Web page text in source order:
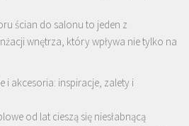
ścian do salonu to jeden z
wnętrza, który wpływa nie tylko na
i akcesoria: inspiracje, zalety i
od lat cieszą się niesłabnącą